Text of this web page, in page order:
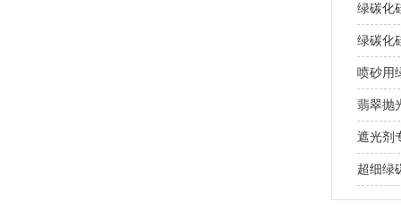
绿碳化
绿碳化
喷砂用
翡翠抛
遮光剂
超细绿